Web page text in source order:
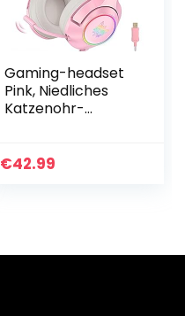
Gaming-headset
Pink, Niedliches
Katzenohr-
gaming-headset
€42.99